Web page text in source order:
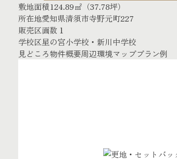
敷地面積124.89㎡（37.78坪）
所在地愛知県清須市寺野元町227
販売区画数 １
学校区星の宮小学校・新川中学校
見どころ物件概要周辺環境マッププラン例